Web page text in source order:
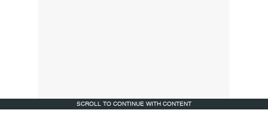
SCROLL TO CONTINUE WITH CONTENT